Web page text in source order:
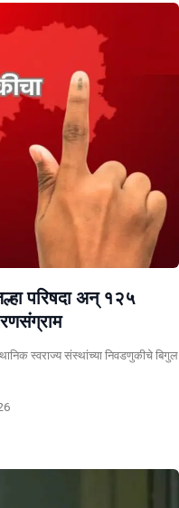
परिषदा अन् १२५
स्वराज्य संस्थांच्या निवडणुकीचे बिगुल